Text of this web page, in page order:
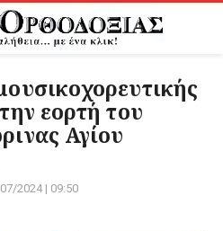
εορτή του
Αγίου
2024 | 09:50